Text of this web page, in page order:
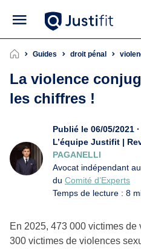
Guides droit pénal
La violence
les chiffres !
Publié le 06/05/2021
L’équipe Justifit |
PAGANELLI
Avocat indépendant
du Comité d’Experts
Temps de lecture : 8
En 2025, 473 000 victimes
300 victimes de violences